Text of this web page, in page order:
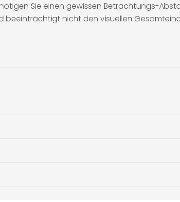
Sie einen gewissen Betrachtungs-
beeinträchtigt nicht den visuellen